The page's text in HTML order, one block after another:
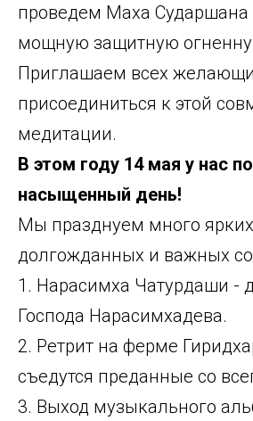
проведем Маха Сударшана
мощную защитную
Приглашаем всех
присоединиться к этой
медитации.
В этом году 14 мая у нас
насыщенный день!
Мы празднуем много ярких
долгожданных и важных
1. Нарасимха Чатурдаши -
Господа Нарасимхадева.
2. Ретрит на ферме
съедутся преданные со
3. Выход музыкального